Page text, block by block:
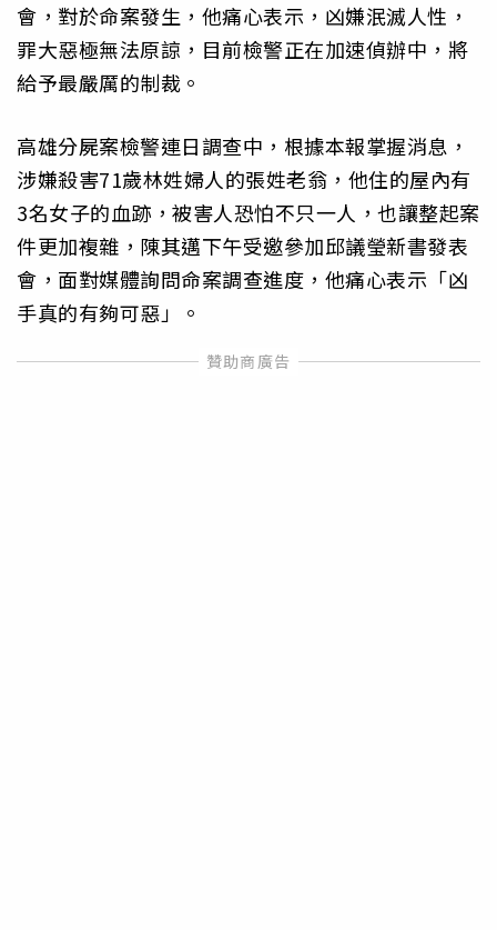
會，對於命案發生，他痛心表示，凶嫌泯滅人性，
罪大惡極無法原諒，目前檢警正在加速偵辦中，將
給予最嚴厲的制裁。
高雄分屍案檢警連日調查中，根據本報掌握消息，
涉嫌殺害71歲林姓婦人的張姓老翁，他住的屋內有
3名女子的血跡，被害人恐怕不只一人，也讓整起案
件更加複雜，陳其邁下午受邀參加邱議瑩新書發表
會，面對媒體詢問命案調查進度，他痛心表示「凶
手真的有夠可惡」。